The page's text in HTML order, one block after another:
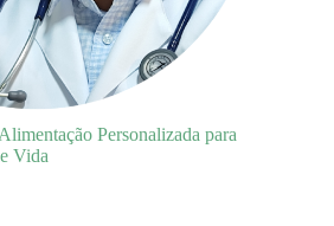
Personalizada para
Vida